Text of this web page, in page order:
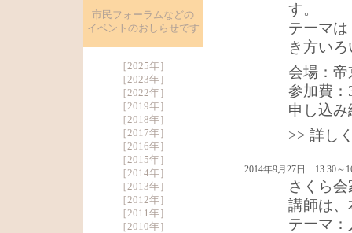
市民フォーラムなどの
イベントのおしらせです
［2025年］
［2023年］
［2022年］
［2019年］
［2018年］
［2017年］
［2016年］
［2015年］
［2014年］
［2013年］
［2012年］
［2011年］
［2010年］
す。
テーマ
き方い
会場：
参加費：
申し込み
>> 詳し
2014年9月27日 13:30～
さくら
講師は
テーマ